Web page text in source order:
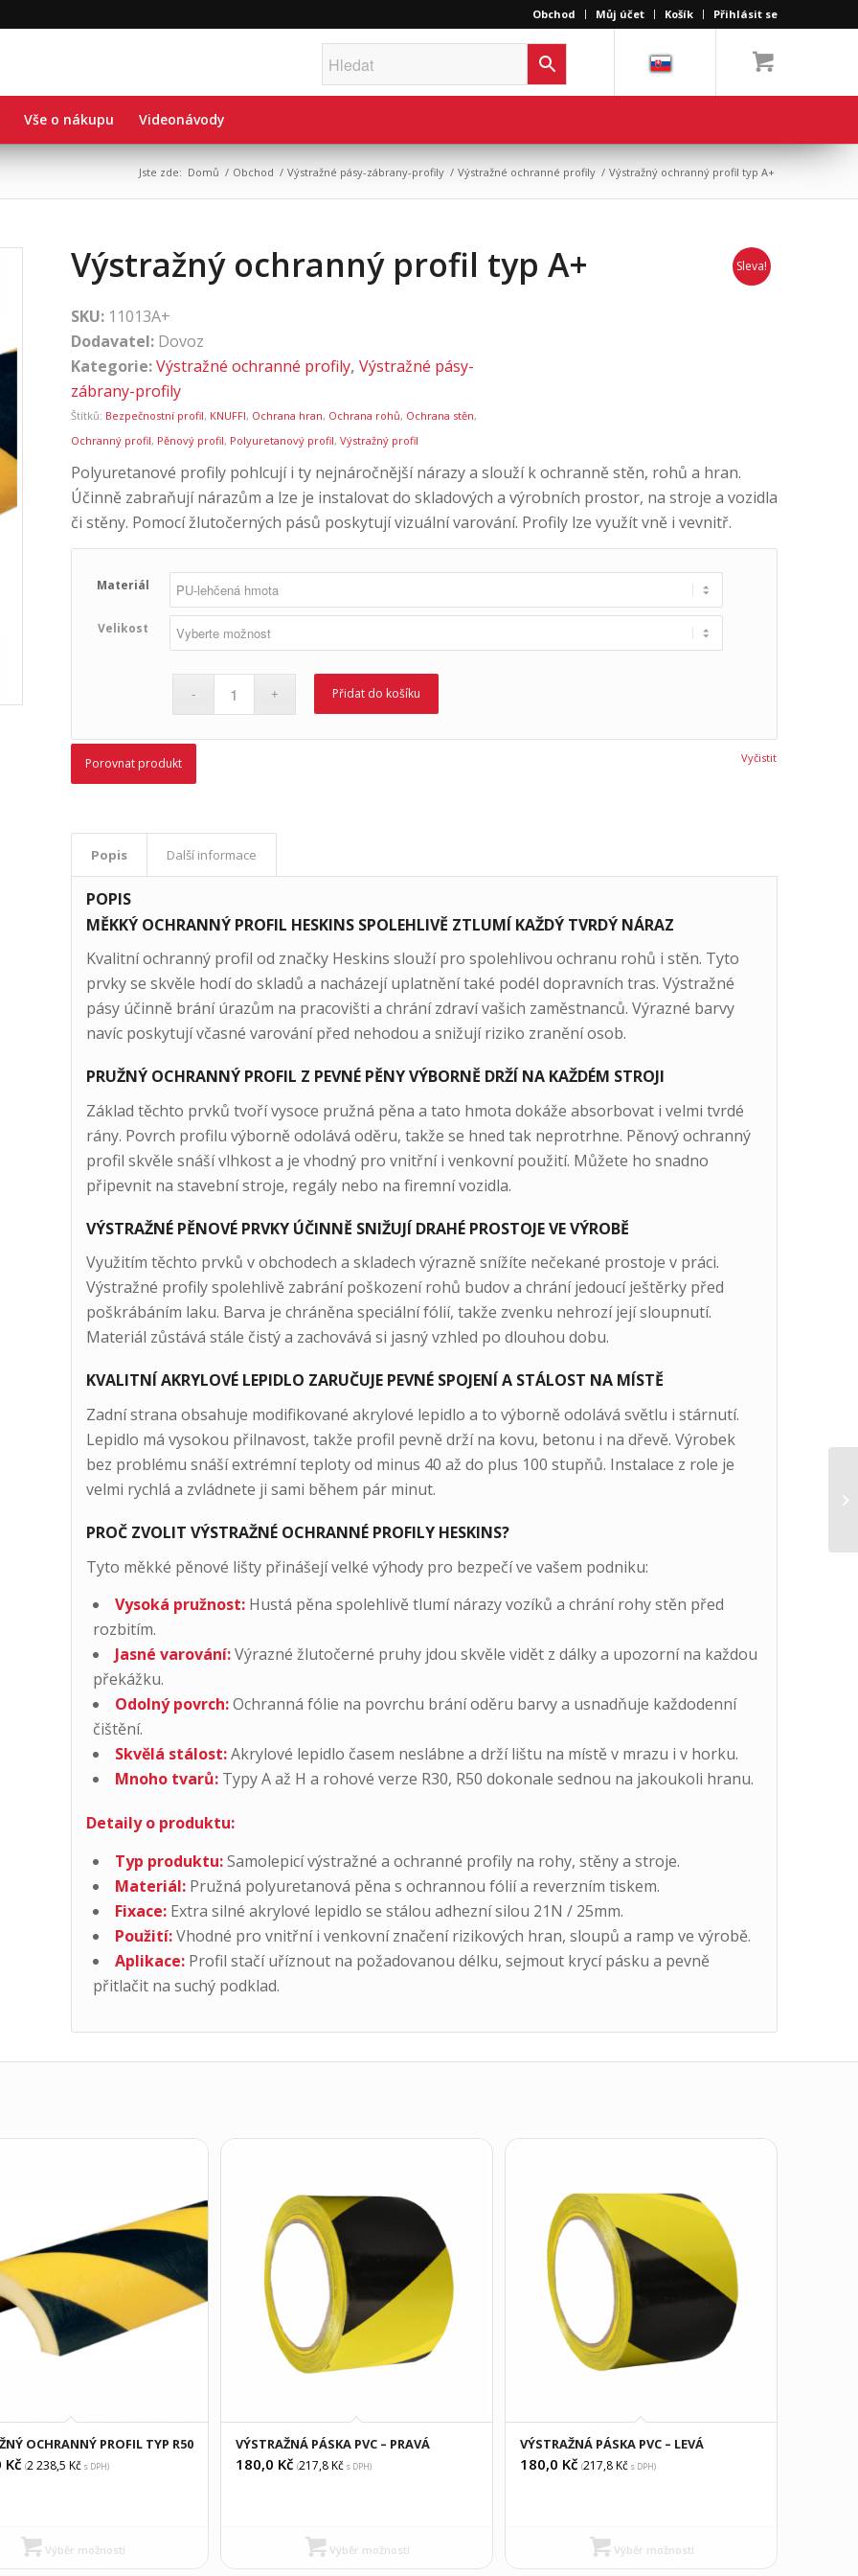
Obchod Můj účet Košík Přihlásit se
Vše o nákupu Videonávody
Jste zde: Domů / Obchod / Výstražné pásy-zábrany-profily / Výstražné ochranné profily / Výstražný ochranný profil typ A+
Sleva!
Výstražný ochranný profil typ A+
SKU: 11013A+
Dodavatel: Dovoz
Kategorie:Výstražné ochranné profily, Výstražné pásy-
zábrany-profily
Štítků: Bezpečnostní profil, KNUFFI, Ochrana hran, Ochrana rohů, Ochrana stěn,
Ochranný profil, Pěnový profil, Polyuretanový profil, Výstražný profil
Polyuretanové profily pohlcují i ty nejnáročnější nárazy a slouží k ochranně stěn, rohů a hran.
Účinně zabraňují nárazům a lze je instalovat do skladových a výrobních prostor, na stroje a vozidla
či stěny. Pomocí žlutočerných pásů poskytují vizuální varování. Profily lze využít vně i vevnitř.
Materiál
Velikost
Vyčistit
Přidat do košíku
Porovnat produkt
Popis Další informace
POPIS
MĚKKÝ OCHRANNÝ PROFIL HESKINS SPOLEHLIVĚ ZTLUMÍ KAŽDÝ TVRDÝ NÁRAZ
Kvalitní ochranný profil od značky Heskins slouží pro spolehlivou ochranu rohů i stěn. Tyto
prvky se skvěle hodí do skladů a nacházejí uplatnění také podél dopravních tras. Výstražné
pásy účinně brání úrazům na pracovišti a chrání zdraví vašich zaměstnanců. Výrazné barvy
navíc poskytují včasné varování před nehodou a snižují riziko zranění osob.
PRUŽNÝ OCHRANNÝ PROFIL Z PEVNÉ PĚNY VÝBORNĚ DRŽÍ NA KAŽDÉM STROJI
Základ těchto prvků tvoří vysoce pružná pěna a tato hmota dokáže absorbovat i velmi tvrdé
rány. Povrch profilu výborně odolává oděru, takže se hned tak neprotrhne. Pěnový ochranný
profil skvěle snáší vlhkost a je vhodný pro vnitřní i venkovní použití. Můžete ho snadno
připevnit na stavební stroje, regály nebo na firemní vozidla.
VÝSTRAŽNÉ PĚNOVÉ PRVKY ÚČINNĚ SNIŽUJÍ DRAHÉ PROSTOJE VE VÝROBĚ
Využitím těchto prvků v obchodech a skladech výrazně snížíte nečekané prostoje v práci.
Výstražné profily spolehlivě zabrání poškození rohů budov a chrání jedoucí ještěrky před
poškrábáním laku. Barva je chráněna speciální fólií, takže zvenku nehrozí její sloupnutí.
Materiál zůstává stále čistý a zachovává si jasný vzhled po dlouhou dobu.
KVALITNÍ AKRYLOVÉ LEPIDLO ZARUČUJE PEVNÉ SPOJENÍ A STÁLOST NA MÍSTĚ
Zadní strana obsahuje modifikované akrylové lepidlo a to výborně odolává světlu i stárnutí.
Lepidlo má vysokou přilnavost, takže profil pevně drží na kovu, betonu i na dřevě. Výrobek
bez problému snáší extrémní teploty od minus 40 až do plus 100 stupňů. Instalace z role je
velmi rychlá a zvládnete ji sami během pár minut.
PROČ ZVOLIT VÝSTRAŽNÉ OCHRANNÉ PROFILY HESKINS?
Tyto měkké pěnové lišty přinášejí velké výhody pro bezpečí ve vašem podniku:
Vysoká pružnost:Hustá pěna spolehlivě tlumí nárazy vozíků a chrání rohy stěn před
rozbitím.
Jasné varování:Výrazné žlutočerné pruhy jdou skvěle vidět z dálky a upozorní na každou
překážku.
Odolný povrch:Ochranná fólie na povrchu brání oděru barvy a usnadňuje každodenní
čištění.
Skvělá stálost:Akrylové lepidlo časem neslábne a drží lištu na místě v mrazu i v horku.
Mnoho tvarů:Typy A až H a rohové verze R30, R50 dokonale sednou na jakoukoli hranu.
Detaily o produktu:
Typ produktu:Samolepicí výstražné a ochranné profily na rohy, stěny a stroje.
Materiál:Pružná polyuretanová pěna s ochrannou fólií a reverzním tiskem.
Fixace:Extra silné akrylové lepidlo se stálou adhezní silou 21N / 25mm.
Použití:Vhodné pro vnitřní i venkovní značení rizikových hran, sloupů a ramp ve výrobě.
Aplikace:Profil stačí uříznout na požadovanou délku, sejmout krycí pásku a pevně
přitlačit na suchý podklad.
OCHRANNÝ PROFIL TYP R50
Kč (2 238,5 Kčs DPH)
Výběr možností
VÝSTRAŽNÁ PÁSKA PVC – PRAVÁ
180,0 Kč (217,8Kčs DPH)
Výběr možností
VÝSTRAŽNÁ PÁSKA PVC – LEVÁ
180,0 Kč (217,8Kčs DPH)
Výběr možností